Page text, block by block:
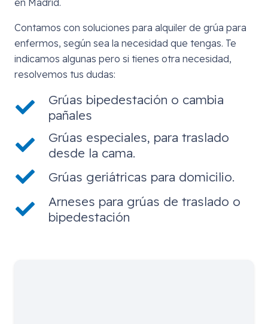
en Madrid.
Contamos con soluciones para alquiler de grúa para
enfermos, según sea la necesidad que tengas. Te
indicamos algunas pero si tienes otra necesidad,
resolvemos tus dudas:
Grúas bipedestación o cambia
pañales
Grúas especiales, para traslado
desde la cama.
Grúas geriátricas para domicilio.
Arneses para grúas de traslado o
bipedestación